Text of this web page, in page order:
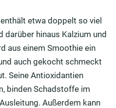
etwa doppelt so viel
darüber hinaus Kalzium und
aus einem Smoothie ein
auch gekocht schmeckt
Seine Antioxidantien
binden Schadstoffe im
Außerdem kann